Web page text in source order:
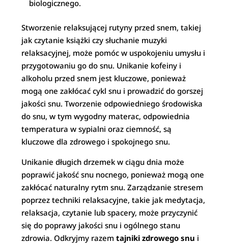
biologicznego.
Stworzenie relaksującej rutyny przed snem, takiej
jak czytanie książki czy słuchanie muzyki
relaksacyjnej, może pomóc w uspokojeniu umysłu i
przygotowaniu go do snu. Unikanie kofeiny i
alkoholu przed snem jest kluczowe, ponieważ
mogą one zakłócać cykl snu i prowadzić do gorszej
jakości snu. Tworzenie odpowiedniego środowiska
do snu, w tym wygodny materac, odpowiednia
temperatura w sypialni oraz ciemność, są
kluczowe dla zdrowego i spokojnego snu.
Unikanie długich drzemek w ciągu dnia może
poprawić jakość snu nocnego, ponieważ mogą one
zakłócać naturalny rytm snu. Zarządzanie stresem
poprzez techniki relaksacyjne, takie jak medytacja,
relaksacja, czytanie lub spacery, może przyczynić
się do poprawy jakości snu i ogólnego stanu
zdrowia. Odkryjmy razemtajniki zdrowego snu i